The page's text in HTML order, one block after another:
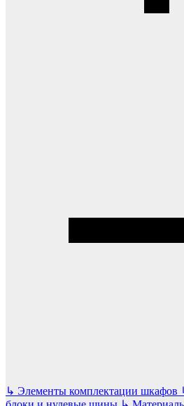
↳ Элементы комплектации шкафов